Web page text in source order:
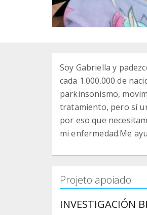
Soy Gabriella y
cada 1.000.000 de
parkinsonismo,
tratamiento, pero sí
por eso que
mi enfermedad.Me
Projeto apoiado
INVESTIGACIÓN